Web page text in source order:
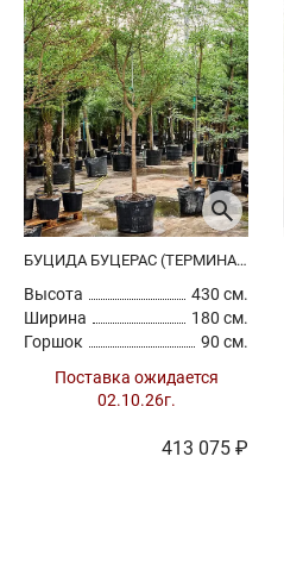
БУЦИДА БУЦЕРАС (ТЕРМИНАЛИЯ)
Высота
430 см.
Ширина
180 см.
Горшок
90 см.
Поставка ожидается
02.10.26г.
413 075 ₽